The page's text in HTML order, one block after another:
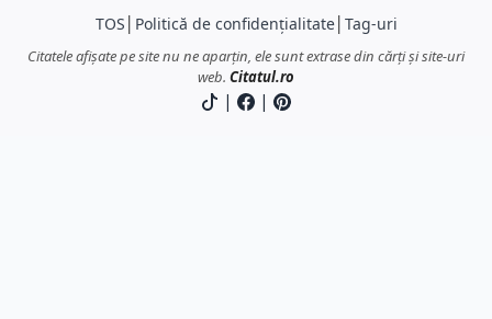
TOS Politică de confidențialitate│ Tag-uri
Citatele afișate pe site nu ne aparțin, ele sunt extrase din cărți și site-uri
web. Citatul.ro
| |